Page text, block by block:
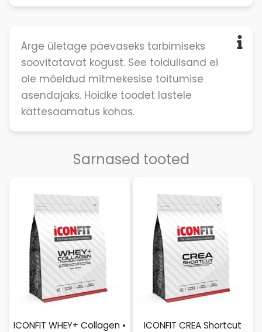
Ärge ületage päevaseks tarbimiseks
soovitatavat kogust. See toidulisand ei
ole mõeldud mitmekesise toitumise
asendajaks. Hoidke toodet lastele
kättesaamatus kohas.
Sarnased tooted
ICONFIT WHEY+ Collagen •
ICONFIT CREA Shortcut